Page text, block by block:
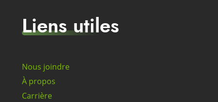
Liens utiles
Nous joindre
À propos
Carrière